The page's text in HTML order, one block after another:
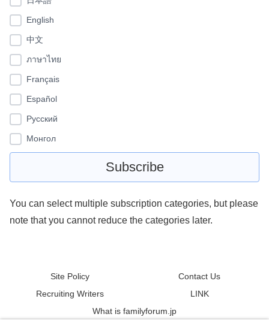
English
中文
ภาษาไทย
Français
Español
Pусский
Монгол
You can select multiple subscription categories, but please
note that you cannot reduce the categories later.
Site Policy
Contact Us
Recruiting Writers
LINK
What is familyforum.jp